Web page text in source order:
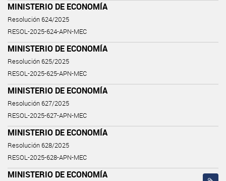
MINISTERIO DE ECONOMÍA
Resolución 624/2025
RESOL-2025-624-APN-MEC
MINISTERIO DE ECONOMÍA
Resolución 625/2025
RESOL-2025-625-APN-MEC
MINISTERIO DE ECONOMÍA
Resolución 627/2025
RESOL-2025-627-APN-MEC
MINISTERIO DE ECONOMÍA
Resolución 628/2025
RESOL-2025-628-APN-MEC
MINISTERIO DE ECONOMÍA